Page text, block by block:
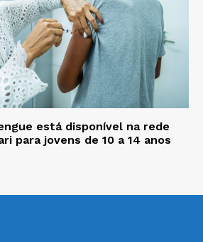
está disponível na rede
para jovens de 10 a 14 anos